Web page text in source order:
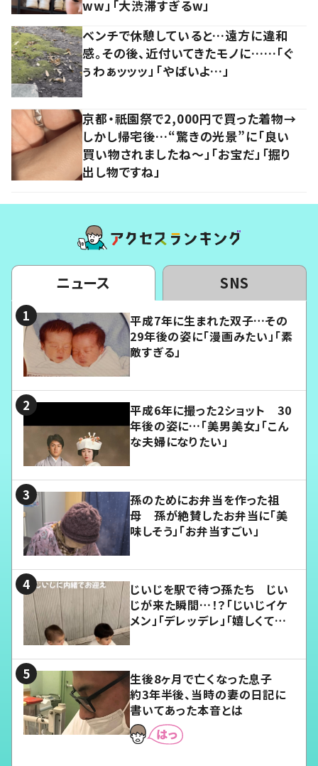
ww」「大渋滞すぎるw」
ベンチで休憩していると…遠方に違和
感。その後、近付いてきたモノに……「ぐ
ぅわぁッッッ」「やばいよ…」
京都・祇園祭で2,000円で買った着物→
しかし帰宅後…“驚きの光景”に「良い
買い物されましたね～」「お宝だ」「掘り
出し物ですね」
ニュース SNS
平成7年に生まれた双子…その
29年後の姿に「漫画みたい」「素
敵すぎる」
平成6年に撮った2ショット 30
年後の姿に…「美男美女」「こん
な夫婦になりたい」
孫のためにお弁当を作った祖
母 孫が絶賛したお弁当に「美
味しそう」「お弁当すごい」
じいじを駅で待つ孫たち じい
じが来た瞬間…！？「じいじイケ
メン」「デレッデレ」「嬉しくて可
生後8ヶ月で亡くなった息子
約3年半後、当時の妻の日記に
書いてあった本音とは